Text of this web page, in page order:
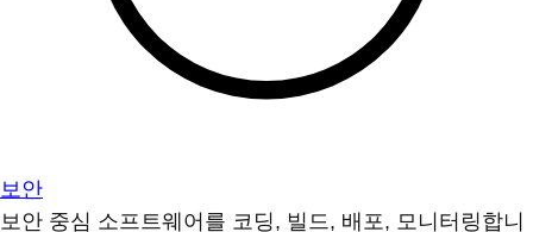
보안
보안 중심 소프트웨어를 코딩, 빌드, 배포, 모니터링합니